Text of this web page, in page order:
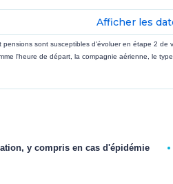
Afficher les
sont susceptibles d'évoluer en étape 2 de
l'heure de départ, la compagnie aérienne, le
y compris en cas d'épidémie